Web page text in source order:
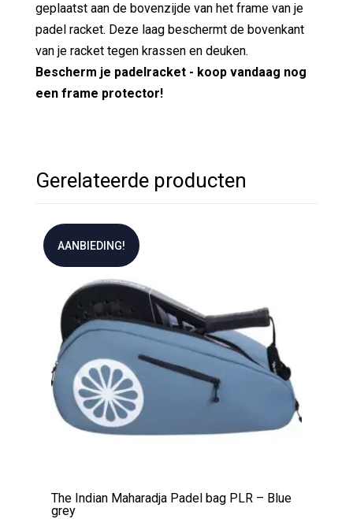
geplaatst aan de bovenzijde van het frame van je
padel racket. Deze laag beschermt de bovenkant
van je racket tegen krassen en deuken.
Bescherm je padelracket - koop vandaag nog
een frame protector!
Gerelateerde producten
AANBIEDING!
The Indian Maharadja Padel bag PLR – Blue
grey